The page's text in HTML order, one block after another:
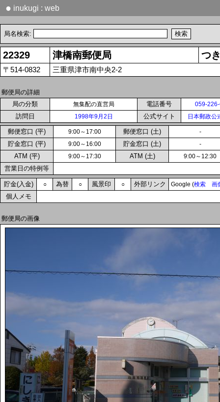
● inukugi : web
局名検索:
22329 津橋南郵便局 つ
〒514-0832 三重県津市南中央2-2
郵便局の詳細
局の分類
無集配の直営局 電話番号 059-
訪問日 1998年9月2日 公式サイト 日本郵政公
郵便窓口 (平) 9:00～17:00 郵便窓口 (土) -
貯金窓口 (平) 9:00～16:00 貯金窓口 (土) -
ATM (平) 9:00～17:30 ATM (土) 9:00～12:30
営業日の特例等
貯金(入金) ○ 為替 ○ 風景印 ○ 外部リンク Google (検索 画
個人メモ
郵便局の画像